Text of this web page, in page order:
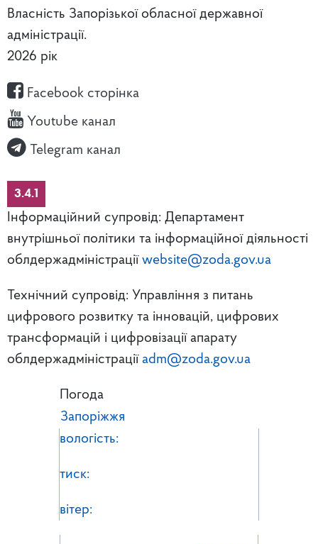
Власність Запорізької обласної державної
адміністрації.
2026 рік
Facebook сторінка
Youtube канал
Telegram канал
3.4.1
Інформаційний супровід: Департамент
внутрішньої політики та інформаційної діяльності
облдержадміністрації website@zoda.gov.ua
Технічний супровід: Управління з питань
цифрового розвитку та інновацій, цифрових
трансформацій і цифровізації апарату
облдержадміністрації adm@zoda.gov.ua
Погода
Запоріжжя
вологість:
тиск:
вітер: